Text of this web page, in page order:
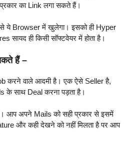
का Link लगा सकते हैं।
ये Browser में खुलेगा। इसको ही Hyper
सायद ही किसी सॉफ्टवेयर में होता है।
हैं –
करने वाले आदमी है। एक ऐसे Seller है,
के साथ Deal करना पड़ता है।
आप अपने Mails को सही प्रकार से इसमें
और कही देखने को नहीं मिलता है पर आप